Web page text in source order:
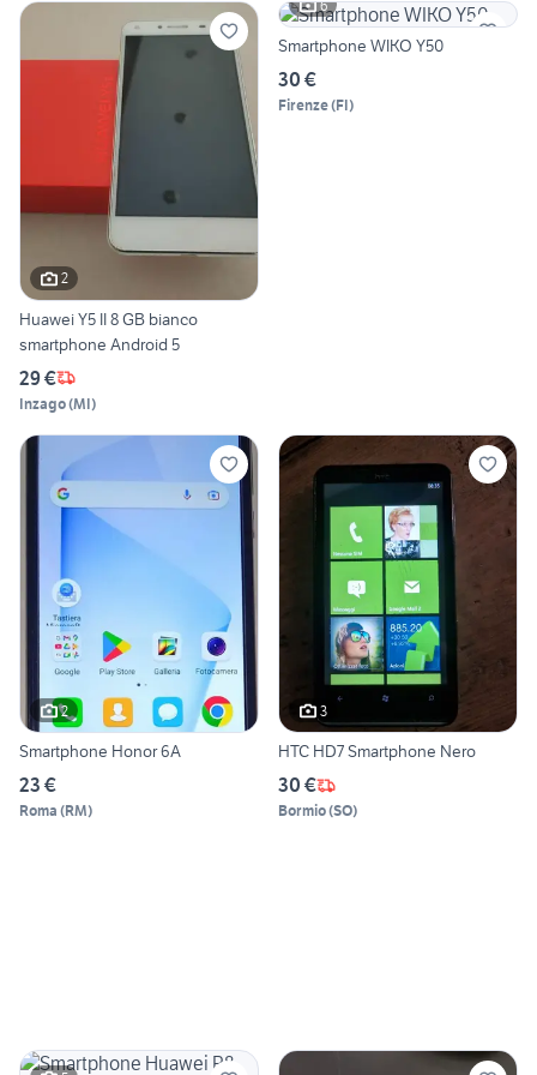
2
Huawei Y5 II 8 GB bianco
smartphone Android 5
29 €
Inzago(MI)
6
Smartphone WIKO Y50
30 €
Firenze(FI)
2
Smartphone Honor 6A
23 €
Roma (RM)
3
HTC HD7 Smartphone Nero
30 €
Bormio(SO)